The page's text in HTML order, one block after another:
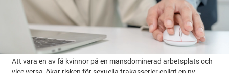
Att vara en av få kvinnor på en mansdominerad arbetsplats och